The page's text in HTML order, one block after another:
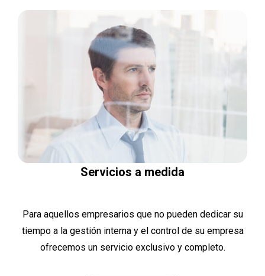
Servicios a medida
Para aquellos empresarios que no pueden dedicar su
tiempo a la gestión interna y el control de su empresa
ofrecemos un servicio exclusivo y completo.